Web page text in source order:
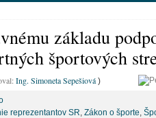
základu
športových
Ing. Simoneta Sepešiová )
reprezentantov SR, Zákon o športe,